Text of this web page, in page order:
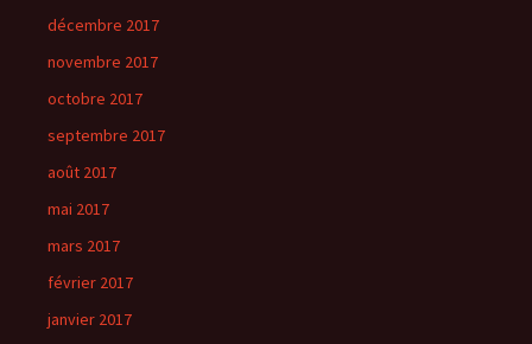
décembre 2017
novembre 2017
octobre 2017
septembre 2017
août 2017
mai 2017
mars 2017
février 2017
janvier 2017